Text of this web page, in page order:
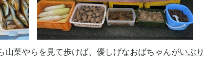
山菜やらを見て歩けば、優しげなおばちゃんがいぶり